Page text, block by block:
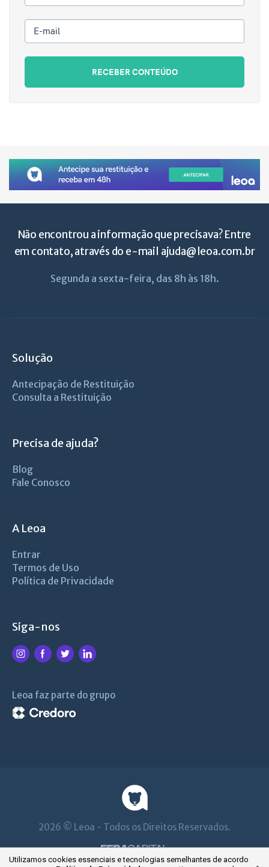
E-mail
RECEBER CONTEÚDO
Utilizamos cookies essenciais e tecnologias semelhantes de acordo
Não encontrou a informação que precisava? Entre
em contato, através do e-mail ajuda@leoa.com.br
Segunda a sexta-feira, das 8h às 18h.
Solução
Antecipação de Restituição
Consulta a Restituição
Precisa de ajuda?
Blog
Fale Conosco
A Leoa
Entrar
Termos de Uso
Política de Privacidade
Siga-nos
Leoa faz parte do grupo
2026 © Leoa - Todos os Direitos Reservados.